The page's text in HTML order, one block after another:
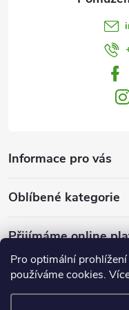
Pro optimální
používáme cookies.
Informace pro vás
Oblíbené kategorie
Přijímáme online